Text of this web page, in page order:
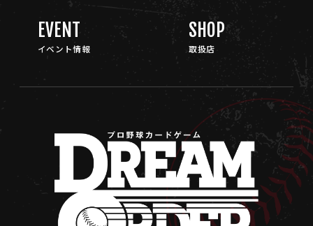
EVENT
イベント情報
SHOP
取扱店